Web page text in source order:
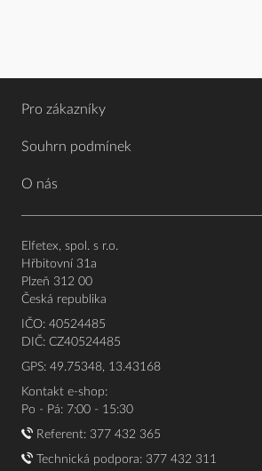
Pro zákazníky
Souhrn podmínek
O nás
Elfetex, spol. s r.o.
Hřbitovní 31a
Plzeň 312 00
Česká republika
IČO: 40524485
DIČ: CZ40524485
GPS: 49.75348, 13.43168
Kontakt e-shop:
Po - Pá: 7:00 - 15:30
Referent: 377 432 365
Technická podpora: 377 432 311